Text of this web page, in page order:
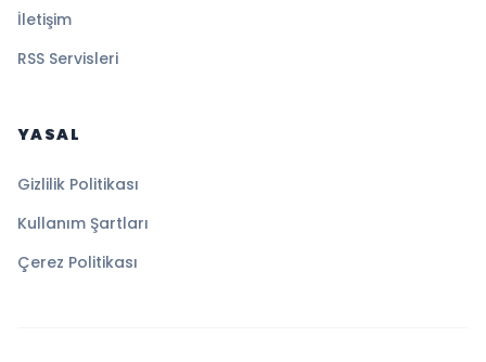
İletişim
RSS Servisleri
YASAL
Gizlilik Politikası
Kullanım Şartları
Çerez Politikası